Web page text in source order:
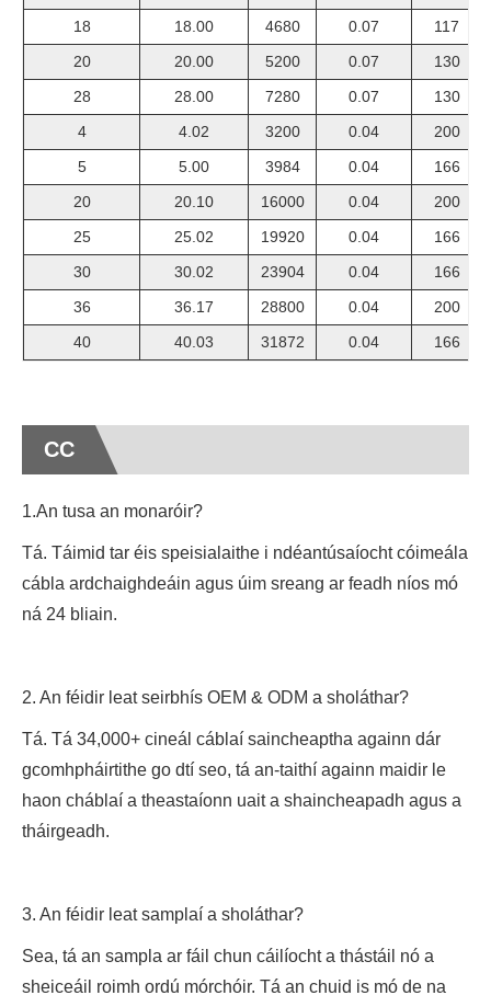
18
18.00 4680 0.07
117
20
20.00 5200 0.07
130
28
28.00 7280 0.07
130
4
4.02 3200 0.04
200
5
5.00 3984 0.04
166
20
20.10 16000 0.04
200
25
25.02 19920 0.04
166
30
30.02 23904 0.04
166
36
36.17 28800 0.04
200
40
40.03 31872 0.04 166
CC
1.An tusa an monaróir?
Tá. Táimid tar éis speisialaithe i ndéantúsaíocht cóimeála
cábla ardchaighdeáin agus úim sreang ar feadh níos mó
ná 24 bliain.
2. An féidir leat seirbhís OEM & ODM a sholáthar?
Tá. Tá 34,000+ cineál cáblaí saincheaptha againn dár
gcomhpháirtithe go dtí seo, tá an-taithí againn maidir le
haon cháblaí a theastaíonn uait a shaincheapadh agus a
tháirgeadh.
3. An féidir leat samplaí a sholáthar?
Sea, tá an sampla ar fáil chun cáilíocht a thástáil nó a
sheiceáil roimh ordú mórchóir. Tá an chuid is mó de na